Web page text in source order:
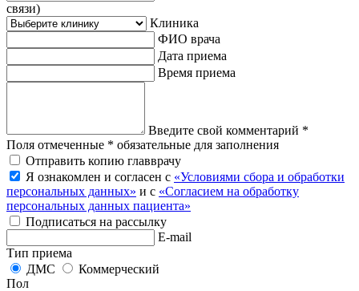
связи)
Клиника
ФИО врача
Дата приема
Время приема
Введите свой комментарий *
Поля отмеченные * обязательные для заполнения
Отправить копию главврачу
Я ознакомлен и согласен с «Условиями сбора и обработки
персональных данных» и с «Согласием на обработку
персональных данных пациента»
Подписаться на рассылку
E-mail
Тип приема
ДМС
Коммерческий
Пол